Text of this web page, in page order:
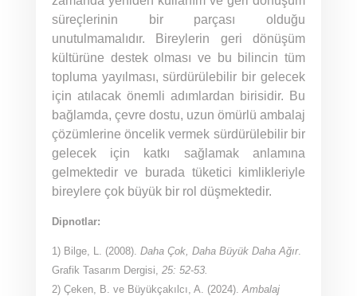
süreçlerinin bir parçası olduğu
unutulmamalıdır. Bireylerin geri dönüşüm
kültürüne destek olması ve bu bilincin tüm
topluma yayılması, sürdürülebilir bir gelecek
için atılacak önemli adımlardan birisidir. Bu
bağlamda, çevre dostu, uzun ömürlü ambalaj
çözümlerine öncelik vermek sürdürülebilir bir
gelecek için katkı sağlamak anlamına
gelmektedir ve burada tüketici kimlikleriyle
bireylere çok büyük bir rol düşmektedir.
Dipnotlar:
1) Bilge, L. (2008). Daha Çok, Daha Büyük Daha Ağır.
Grafik Tasarım Dergisi, 25: 52-53.
2) Çeken, B. ve Büyükçakılcı, A. (2024).Ambalaj